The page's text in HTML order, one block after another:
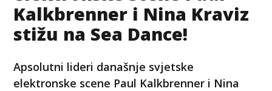
Kalkbrenner i Nina Kraviz
stižu na Sea Dance!
Apsolutni lideri današnje svjetske
elektronske scene Paul Kalkbrenner i Nina